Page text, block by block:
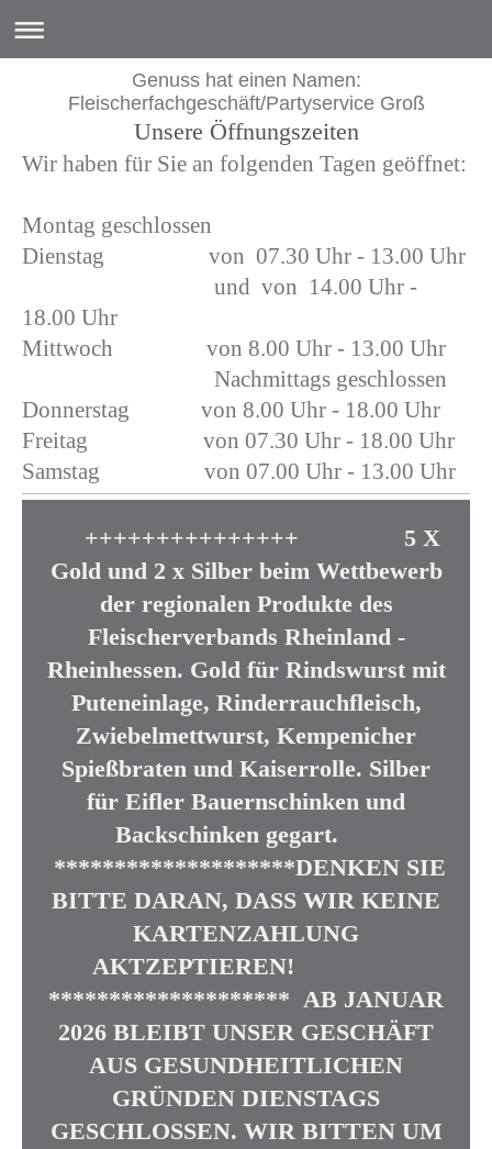
Genuss hat einen Namen:
Fleischerfachgeschäft/Partyservice Groß
Unsere Öffnungszeiten
Wir haben für Sie an folgenden Tagen geöffnet:
Montag geschlossen
Dienstag von 07.30 Uhr - 13.00 Uhr
und von 14.00 Uhr -
18.00 Uhr
Mittwoch von 8.00 Uhr - 13.00 Uhr
Nachmittags geschlossen
Donnerstag von 8.00 Uhr - 18.00 Uhr
Freitag von 07.30 Uhr - 18.00 Uhr
Samstag von 07.00 Uhr - 13.00 Uhr
+++++++++++++++ 5 X
Gold und 2 x Silber beim Wettbewerb
der regionalen Produkte des
Fleischerverbands Rheinland -
Rheinhessen. Gold für Rindswurst mit
Puteneinlage, Rinderrauchfleisch,
Zwiebelmettwurst, Kempenicher
Spießbraten und Kaiserrolle. Silber
für Eifler Bauernschinken und
Backschinken gegart.
********************DENKEN SIE
BITTE DARAN, DASS WIR KEINE
KARTENZAHLUNG
AKTZEPTIEREN!
******************** AB JANUAR
2026 BLEIBT UNSER GESCHÄFT
AUS GESUNDHEITLICHEN
GRÜNDEN DIENSTAGS
GESCHLOSSEN. WIR BITTEN UM